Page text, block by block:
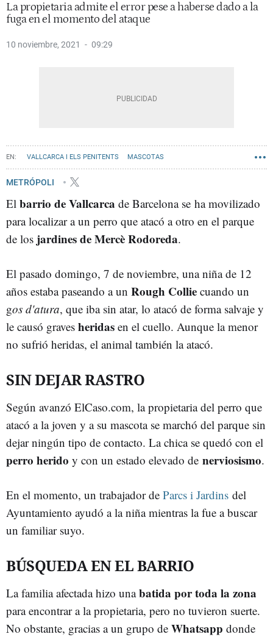
La propietaria admite el error pese a haberse dado a la
fuga en el momento del ataque
10 noviembre, 2021 09:29
VALLCARCA I ELS PENITENTS MASCOTAS
METRÓPOLI
El barrio de Vallcarca de Barcelona se ha movilizado
para localizar a un perro que atacó a otro en el parque
de los jardines de Mercè Rodoreda.
El pasado domingo, 7 de noviembre, una niña de 12
años estaba paseando a un Rough Collie cuando un
gos d'atura, que iba sin atar, lo atacó de forma salvaje y
le causó graves heridas en el cuello. Aunque la menor
no sufrió heridas, el animal también la atacó.
SIN DEJAR RASTRO
Según avanzó ElCaso.com, la propietaria del perro que
atacó a la joven y a su mascota se marchó del parque sin
dejar ningún tipo de contacto. La chica se quedó con el
perro herido y con un estado elevado de nerviosismo.
En el momento, un trabajador de Parcs i Jardins del
Ayuntamiento ayudó a la niña mientras la fue a buscar
un familiar suyo.
BÚSQUEDA EN EL BARRIO
La familia afectada hizo unabatida por toda la zona
para encontrar a la propietaria, pero no tuvieron suerte.
No obstante, gracias a un grupo de Whatsapp donde